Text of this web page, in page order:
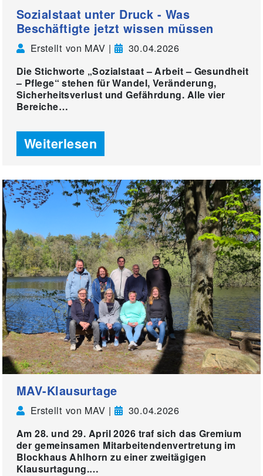
Sozialstaat unter Druck - Was
Beschäftigte jetzt wissen müssen
Erstellt von MAV | 30.04.2026
Die Stichworte „Sozialstaat – Arbeit – Gesundheit
– Pflege“ stehen für Wandel, Veränderung,
Sicherheitsverlust und Gefährdung. Alle vier
Bereiche…
Weiterlesen
MAV-Klausurtage
Erstellt von MAV | 30.04.2026
Am 28. und 29. April 2026 traf sich das Gremium
der gemeinsamen Mitarbeitendenvertretung im
Blockhaus Ahlhorn zu einer zweitägigen
Klausurtagung.…